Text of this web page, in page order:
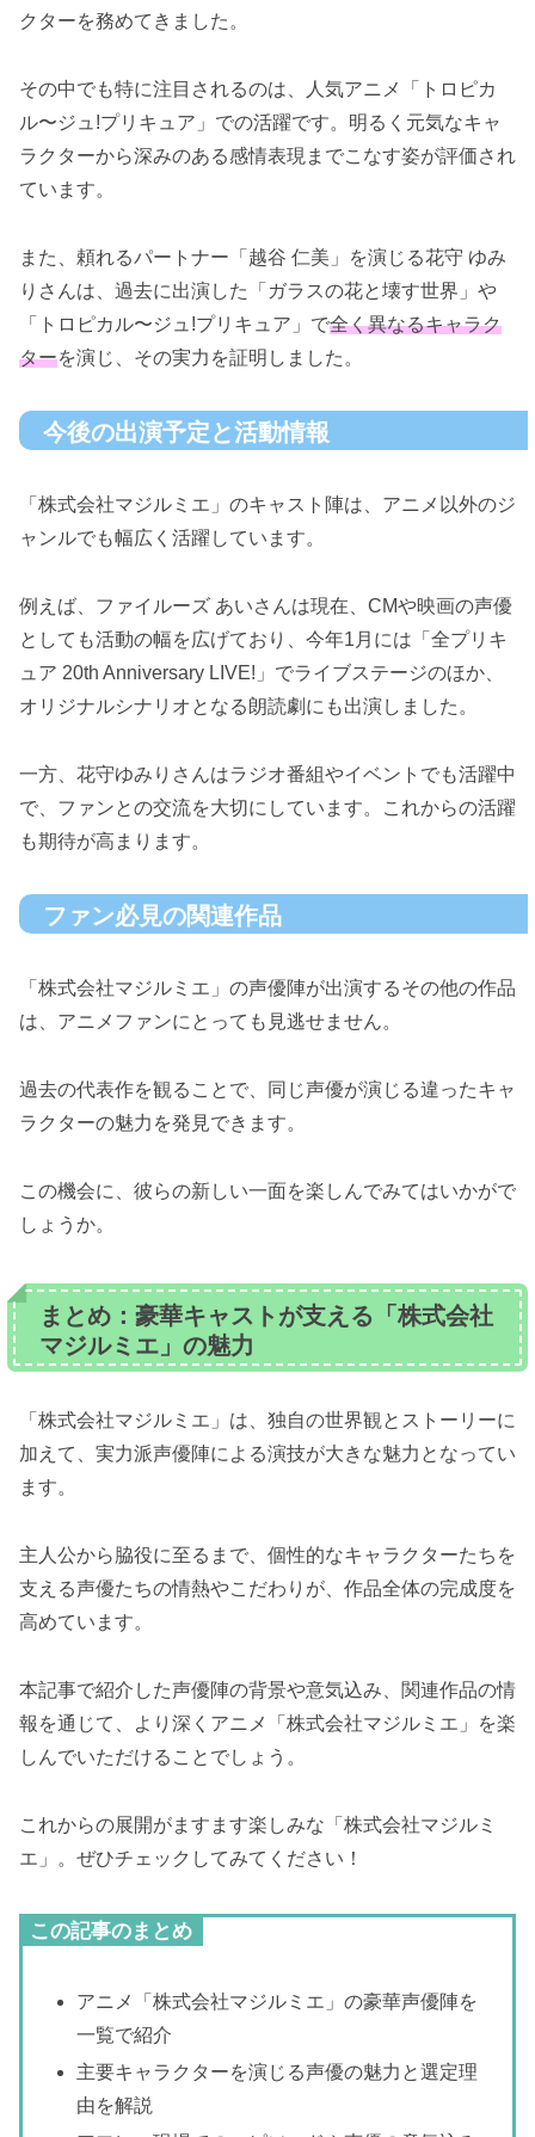
クターを務めてきました。
その中でも特に注目されるのは、人気アニメ「トロピカ
ル〜ジュ!プリキュア」での活躍です。明るく元気なキャ
ラクターから深みのある感情表現までこなす姿が評価され
ています。
また、頼れるパートナー「越谷 仁美」を演じる花守 ゆみ
りさんは、過去に出演した「ガラスの花と壊す世界」や
「トロピカル〜ジュ!プリキュア」で全く異なるキャラク
ターを演じ、その実力を証明しました。
今後の出演予定と活動情報
「株式会社マジルミエ」のキャスト陣は、アニメ以外のジ
ャンルでも幅広く活躍しています。
例えば、ファイルーズ あいさんは現在、CMや映画の声優
としても活動の幅を広げており、今年1月には「全プリキ
ュア 20th Anniversary LIVE!」でライブステージのほか、
オリジナルシナリオとなる朗読劇にも出演しました。
一方、花守ゆみりさんはラジオ番組やイベントでも活躍中
で、ファンとの交流を大切にしています。これからの活躍
も期待が高まります。
ファン必見の関連作品
「株式会社マジルミエ」の声優陣が出演するその他の作品
は、アニメファンにとっても見逃せません。
過去の代表作を観ることで、同じ声優が演じる違ったキャ
ラクターの魅力を発見できます。
この機会に、彼らの新しい一面を楽しんでみてはいかがで
しょうか。
まとめ：豪華キャストが支える「株式会社
マジルミエ」の魅力
「株式会社マジルミエ」は、独自の世界観とストーリーに
加えて、実力派声優陣による演技が大きな魅力となってい
ます。
主人公から脇役に至るまで、個性的なキャラクターたちを
支える声優たちの情熱やこだわりが、作品全体の完成度を
高めています。
本記事で紹介した声優陣の背景や意気込み、関連作品の情
報を通じて、より深くアニメ「株式会社マジルミエ」を楽
しんでいただけることでしょう。
これからの展開がますます楽しみな「株式会社マジルミ
エ」。ぜひチェックしてみてください！
この記事のまとめ
アニメ「株式会社マジルミエ」の豪華声優陣を
一覧で紹介
主要キャラクターを演じる声優の魅力と選定理
由を解説